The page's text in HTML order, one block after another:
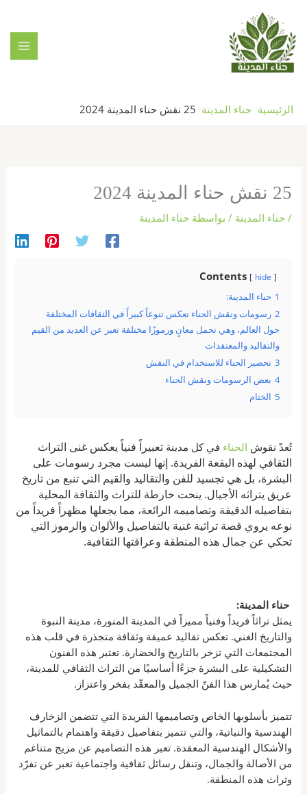
المحتوى
الرئيسية حناء المدينة 25 نقش حناء المدينة 2024
25 نقش حناء المدينة 2024
/ حناء المدينة / بواسطة حناء المدينة
Contents hide
1 حناء المدينة:
2 رسومات ونقش الحناء تعكس تنوعاً كبيراً في الثقافات المختلفة
حول العالم، وهي تحمل معانٍ ورموزًا مختلفة تعبر عن العديد من القيم
والتقاليد والمعتقدات
3 تحضير الحناء للاستخدام في النقش
4 بعض الرسومات ونقش الحناء
5 الختام
تُعدّ نقوش الحناء في كل مدينةتعبيراً فنياً يعكس غنى التراث
الثقافي لهذه البقعة الفريدة. إنها ليست مجرد رسومات على
البشرة، بل هي تجسيد للفن والتقاليد والقيم التي تنبع من تاريخ
عريق يتراثه الأجيال. ينحت خارطة للتراث والثقافة المحلية
بتفاصيله الدقيقة وتصاميمه الرائعة، مما يجعلها مظهراً فريداً من
نوعه يروي قصة تراثية غنية بالتفاصيل والألوان والرموز التي
تحكي عن جمال هذه المنطقة وعراقتها الثقافية.
حناء المدينة:
يمثل تراثاً فريداً وفنياً مميزاً في المدينة المنورة، مدينة النبوة
والتاريخ الغني. تعكس تقاليد عميقة وثقافة متجذرة في قلب هذه
المجتمعات التي تزخر بالتاريخ والحضارة. تعتبر هذه الفنون
التشكيلية على البشرة جزءًا أساسيًا من التراث الثقافي للمدينة،
حيث يُمارس هذا الفنّ الجميل والمعقّد بفخر واعتزاز.
تتميز بأسلوبها الخاص وتصاميمها الفريدة التي تتضمن الزخارف
الهندسية والنباتية، والتي تتميز بتفاصيل دقيقة واهتمام بالتماثيل
والأشكال الهندسية المعقدة. تعبر هذه التصاميم عن مزيج متناغم
من الأصالة والجمال، وتنقل رسائل ثقافية واجتماعية تعبر عن تفرّد
وتراث هذه المنطقة.